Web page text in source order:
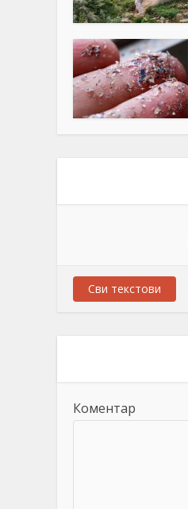
Сви текстови
Коментар